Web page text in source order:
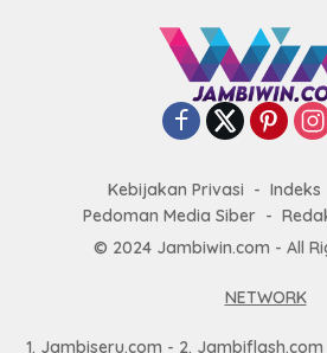
Kebijakan Privasi Indeks
Pedoman Media Siber
© 2024 Jambiwin.com - All
NETWORK
1. Jambiseru.com - 2. Jambiflash.com